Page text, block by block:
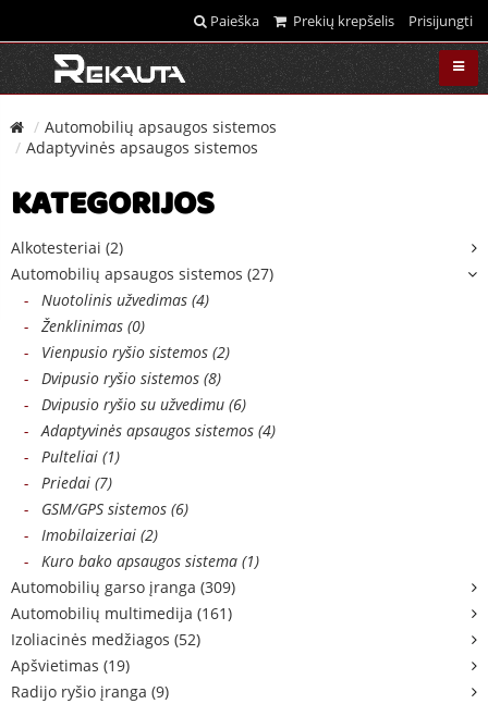
Paieška Prekių krepšelis Prisijungti
Automobilių apsaugos sistemos
Adaptyvinės apsaugos sistemos
KATEGORIJOS
Alkotesteriai (2)
Automobilių apsaugos sistemos (27)
- Nuotolinis užvedimas (4)
- Ženklinimas (0)
- Vienpusio ryšio sistemos (2)
- Dvipusio ryšio sistemos (8)
- Dvipusio ryšio su užvedimu (6)
- Adaptyvinės apsaugos sistemos (4)
- Pulteliai (1)
- Priedai (7)
- GSM/GPS sistemos (6)
- Imobilaizeriai (2)
- Kuro bako apsaugos sistema (1)
Automobilių garso įranga (309)
Automobilių multimedija (161)
Izoliacinės medžiagos (52)
Apšvietimas (19)
Radijo ryšio įranga (9)